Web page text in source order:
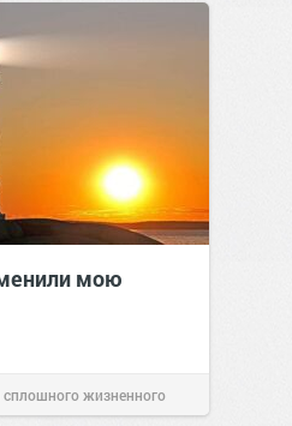
мою
жизненного